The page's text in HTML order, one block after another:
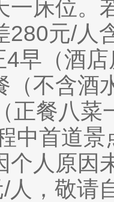
一床位。
280元/人
4早（酒
（不含酒
正餐八菜
中首道
个人原因
人，敬请